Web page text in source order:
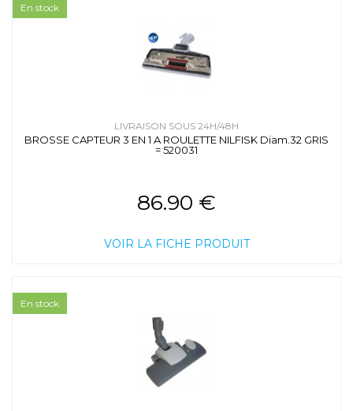
LIVRAISON SOUS 24H/48H
BROSSE CAPTEUR 3 EN 1 A ROULETTE NILFISK Diam.32 GRIS
= 520031
86.90 €
VOIR LA FICHE PRODUIT
En stock
En stock